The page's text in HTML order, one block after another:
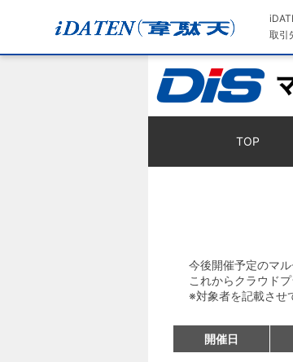
取引
TOP
今後開催予定のマ
これからクラウド
※対象者を記載させ
開催日